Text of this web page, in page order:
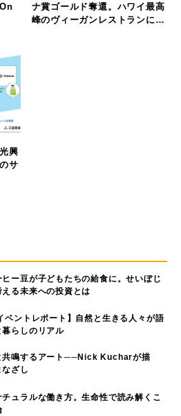
ナ賞ゴールド奪還。ハワイ最高
峰のヴィーガンレストランに返
興
サ
ー豆が子どもたちの給食に。せいぼじ
る未来への投資とは
ベントレポート】自然と生きる人々が語
らしのリアル
共鳴するアート──Nick Kucharが描
なざし
ュラルな働き方。生命性で読み解くこ